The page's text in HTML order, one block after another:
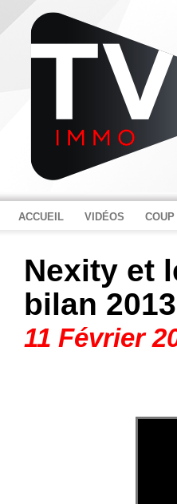
ACCUEIL VIDÉOS
Nexity et
bilan 2013
11 Février